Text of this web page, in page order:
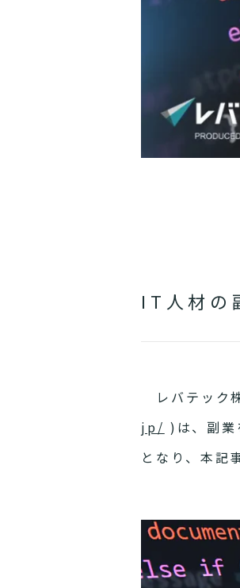
IT人材の
レバテック
jp/ )は、副
となり、本記